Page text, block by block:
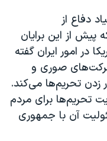
دفاع از
از این برایان
در امور ایران گفته
صوری و
زدن تحریم‌ها می‌کند.
تحریم‌ها برای مردم
آن با جمهوری